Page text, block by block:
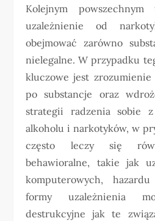
Kolejnym powszechnym
uzależnienie od
obejmować zarówno
nielegalne. W przypadku
kluczowe jest
po substancje oraz
strategii radzenia sobie
alkoholu i narkotyków, w
często leczy się
behawioralne, takie jak
komputerowych,
formy uzależnienia
destrukcyjne jak te